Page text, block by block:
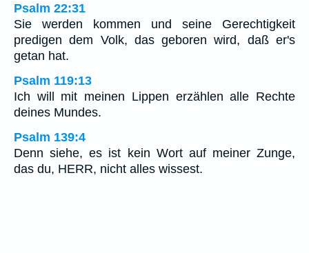
Psalm 22:31
Sie werden kommen und seine Gerechtigkeit
predigen dem Volk, das geboren wird, daß er's
getan hat.
Psalm 119:13
Ich will mit meinen Lippen erzählen alle Rechte
deines Mundes.
Psalm 139:4
Denn siehe, es ist kein Wort auf meiner Zunge,
das du, HERR, nicht alles wissest.